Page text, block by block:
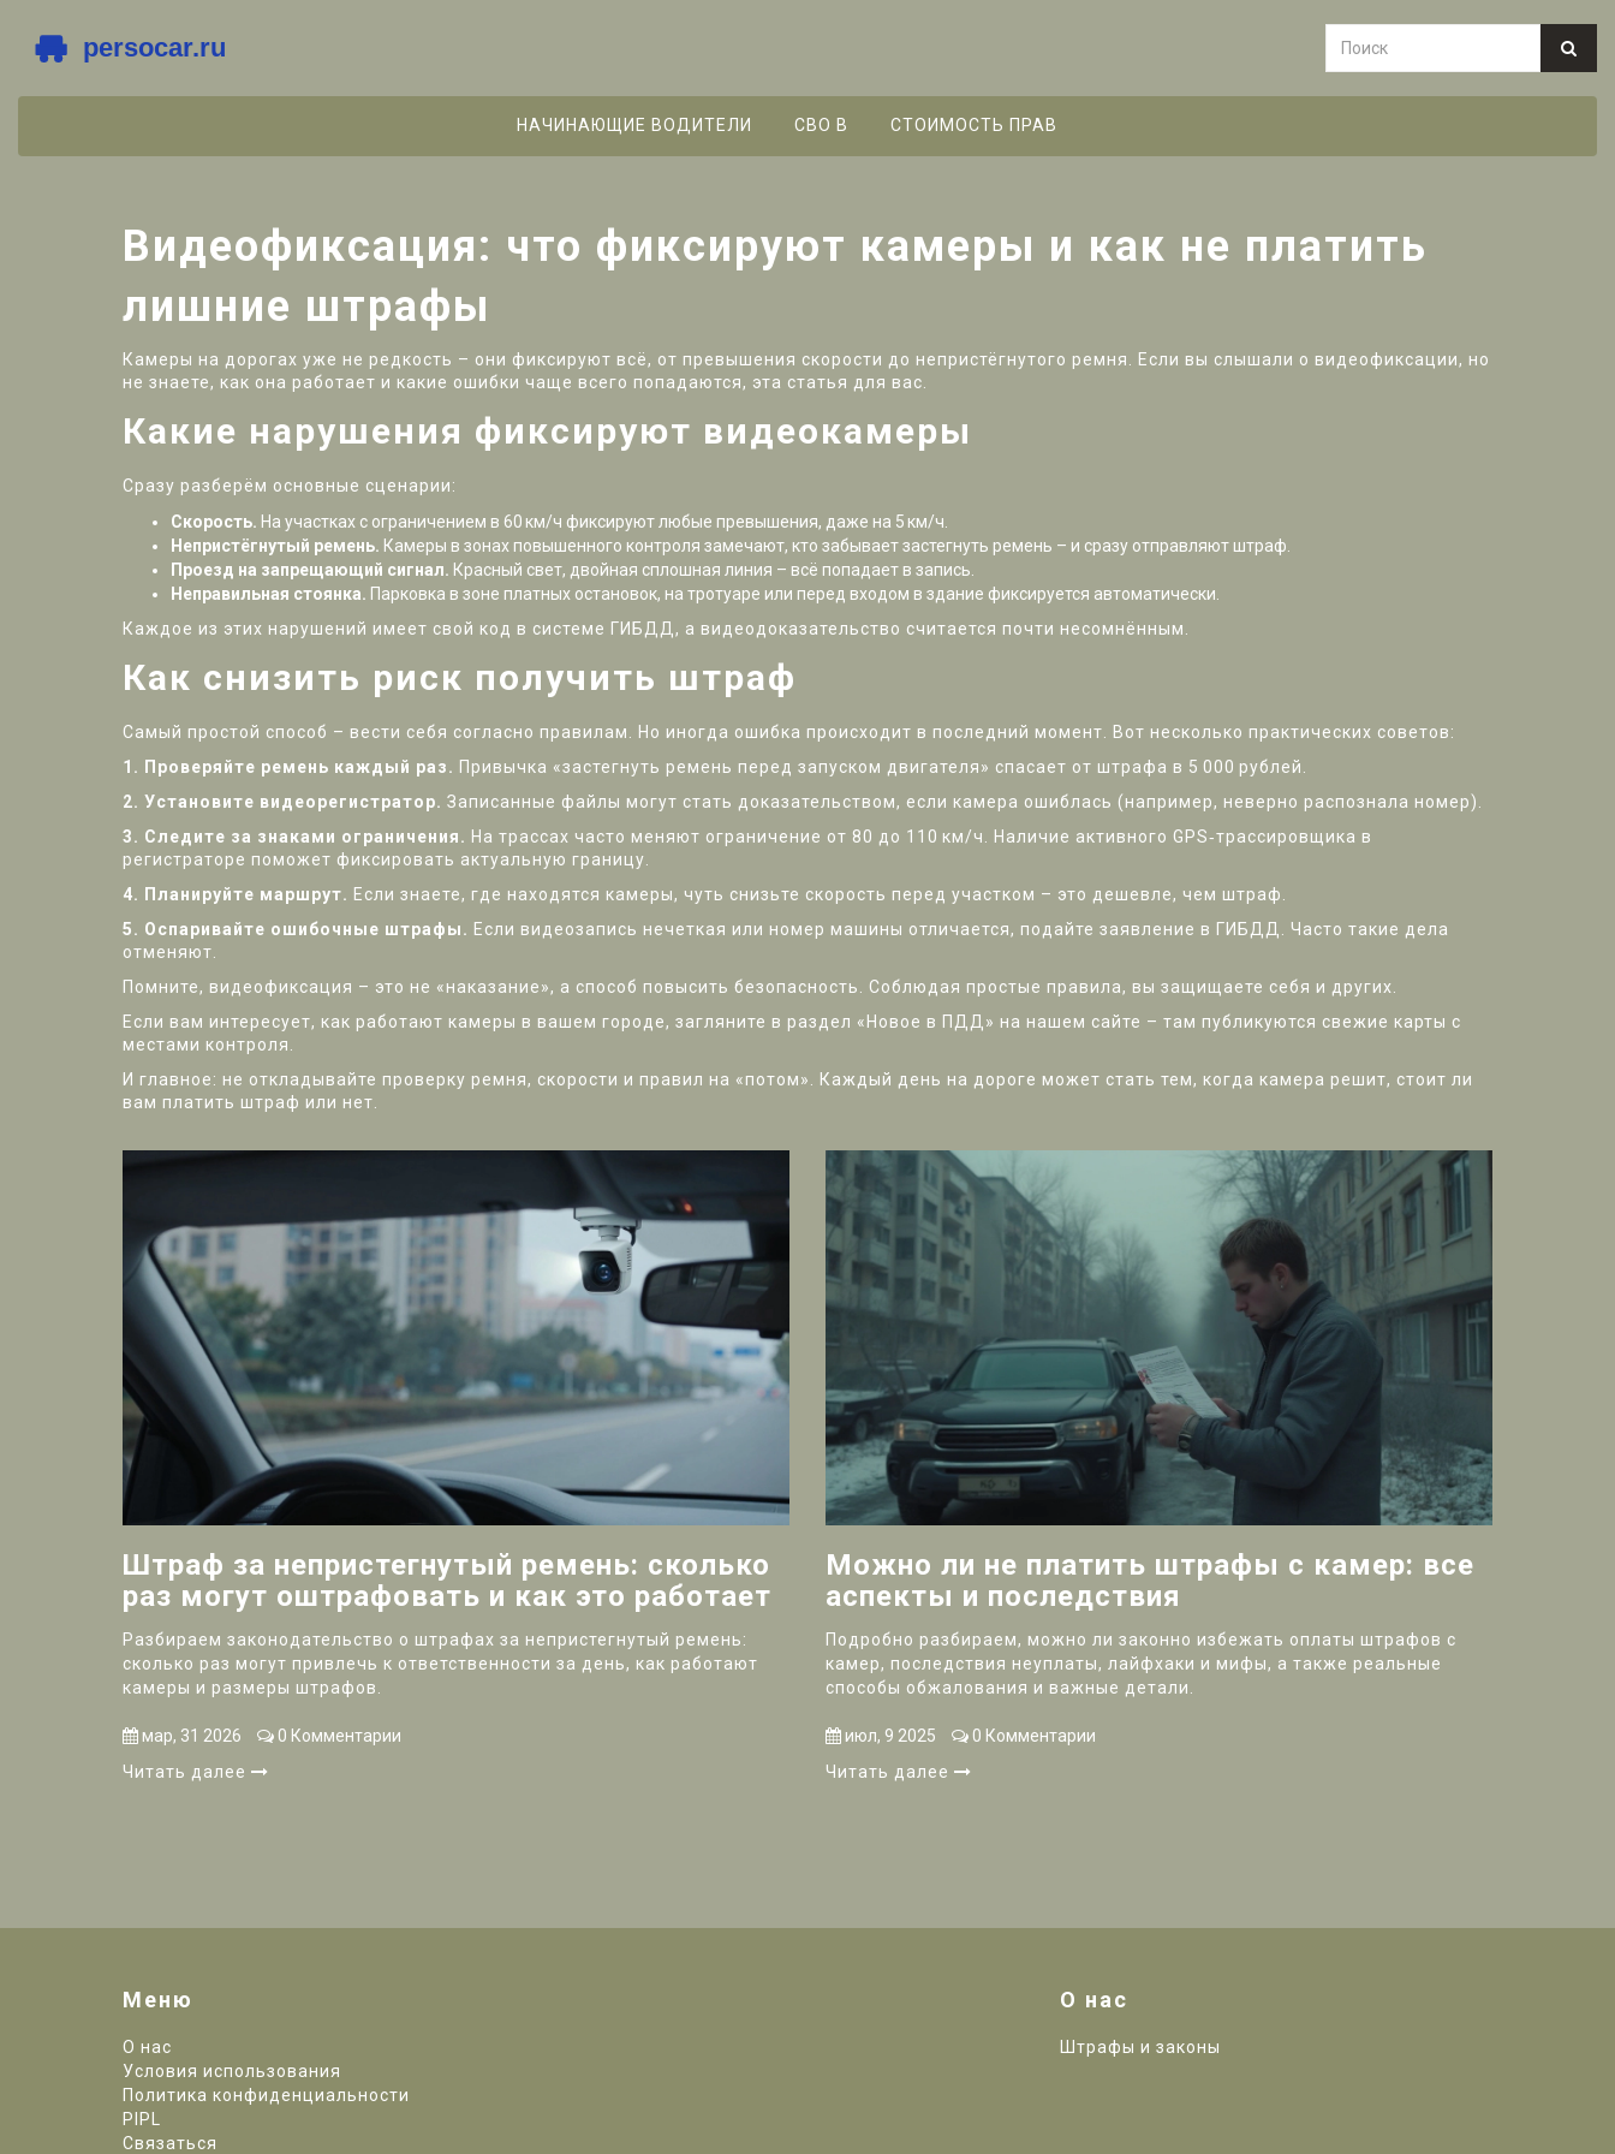
НАЧИНАЮЩИЕ ВОДИТЕЛИ СВО B СТОИМОСТЬ ПРАВ
Видеофиксация: что фиксируют камеры и как не платить
лишние штрафы
Камеры на дорогах уже не редкость – они фиксируют всё, от превышения скорости до непристёгнутого ремня. Если вы слышали о видеофиксации, но
не знаете, как она работает и какие ошибки чаще всего попадаются, эта статья для вас.
Какие нарушения фиксируют видеокамеры
Сразу разберём основные сценарии:
Скорость. На участках с ограничением в 60 км/ч фиксируют любые превышения, даже на 5 км/ч.
Непристёгнутый ремень. Камеры в зонах повышенного контроля замечают, кто забывает застегнуть ремень – и сразу отправляют штраф.
Проезд на запрещающий сигнал. Красный свет, двойная сплошная линия – всё попадает в запись.
Неправильная стоянка. Парковка в зоне платных остановок, на тротуаре или перед входом в здание фиксируется автоматически.
Каждое из этих нарушений имеет свой код в системе ГИБДД, а видеодоказательство считается почти несомнённым.
Как снизить риск получить штраф
Самый простой способ – вести себя согласно правилам. Но иногда ошибка происходит в последний момент. Вот несколько практических советов:
1. Проверяйте ремень каждый раз. Привычка «застегнуть ремень перед запуском двигателя» спасает от штрафа в 5 000 рублей.
2. Установите видеорегистратор. Записанные файлы могут стать доказательством, если камера ошиблась (например, неверно распознала номер).
3. Следите за знаками ограничения. На трассах часто меняют ограничение от 80 до 110 км/ч. Наличие активного GPS‑трассировщика в
регистраторе поможет фиксировать актуальную границу.
4. Планируйте маршрут. Если знаете, где находятся камеры, чуть снизьте скорость перед участком – это дешевле, чем штраф.
5. Оспаривайте ошибочные штрафы. Если видеозапись нечеткая или номер машины отличается, подайте заявление в ГИБДД. Часто такие дела
отменяют.
Помните, видеофиксация – это не «наказание», а способ повысить безопасность. Соблюдая простые правила, вы защищаете себя и других.
Если вам интересует, как работают камеры в вашем городе, загляните в раздел «Новое в ПДД» на нашем сайте – там публикуются свежие карты с
местами контроля.
И главное: не откладывайте проверку ремня, скорости и правил на «потом». Каждый день на дороге может стать тем, когда камера решит, стоит ли
вам платить штраф или нет.
Штраф за непристегнутый ремень: сколько
раз могут оштрафовать и как это работает
Разбираем законодательство о штрафах за непристегнутый ремень:
сколько раз могут привлечь к ответственности за день, как работают
камеры и размеры штрафов.
мар, 31 2026
0 Комментарии
Читать далее
Можно ли не платить штрафы с камер: все
аспекты и последствия
Подробно разбираем, можно ли законно избежать оплаты штрафов с
камер, последствия неуплаты, лайфхаки и мифы, а также реальные
способы обжалования и важные детали.
июл, 9 2025
0 Комментарии
Читать далее
Меню
О нас
Условия использования
Политика конфиденциальности
PIPL
Связаться
О нас
Штрафы и законы